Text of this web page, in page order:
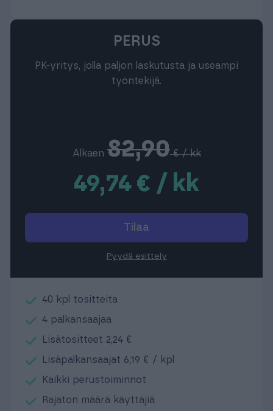
PERUS
PK-yritys, jolla paljon laskutusta ja useampi
työntekijä.
Alkaen 82,90€ / kk
49,74 € / kk
Tilaa
Pyydä esittely
40 kpl tositteita
4 palkansaajaa
Lisätositteet 2,24 €
Lisäpalkansaajat 6,19 € / kpl
Kaikki perustoiminnot
Rajaton määrä käyttäjiä